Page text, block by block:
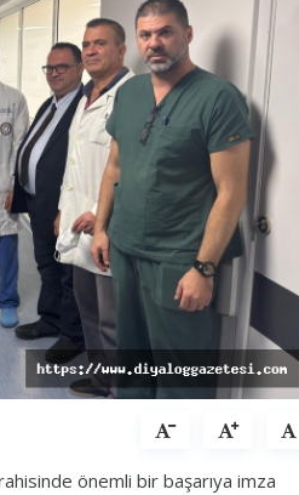
önemli bir başarıya imza